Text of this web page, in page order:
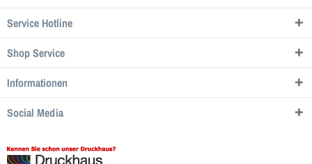
Service Hotline
Shop Service
Informationen
Social Media